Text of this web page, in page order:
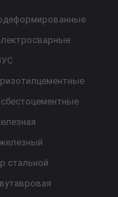
стальной